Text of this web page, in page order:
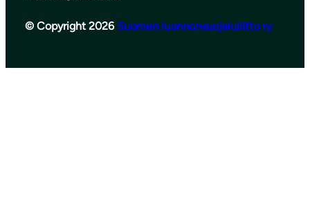
© Copyright 2026 Suomen luonnonsuojeluliitto ry